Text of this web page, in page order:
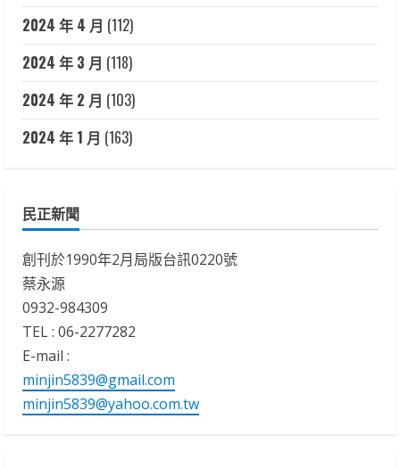
2024 年 4 月 (112)
2024 年 3 月 (118)
2024 年 2 月 (103)
2024 年 1 月 (163)
民正新聞
創刊於1990年2月局版台訊0220號
蔡永源
0932-984309
TEL : 06-2277282
E-mail :
minjin5839@gmail.com
minjin5839@yahoo.com.tw